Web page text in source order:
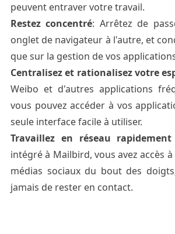
peuvent entraver votre travail.
Restez concentré: Arrêtez de
onglet de navigateur à l'autre, et
que sur la gestion de vos
Centralisez et rationalisez votre
Weibo et d'autres applications
vous pouvez accéder à vos
seule interface facile à utiliser.
Travaillez en réseau
intégré à Mailbird, vous avez accès
médias sociaux du bout des
jamais de rester en contact.